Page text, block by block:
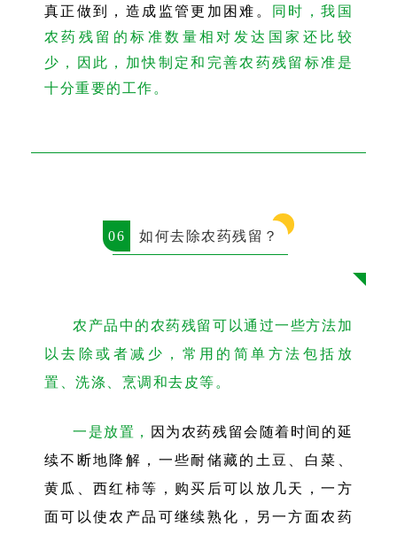
真正做到，造成监管更加困难。 同时，我国
农药残留的标准数量相对发达国家还比较
少，因此，加快制定和完善农药残留标准是
十分重要的工作。
06 如何去除农药残留？
农产品中的农药残留可以通过一些方法加
以去除或者减少，常用的简单方法包括放
置、洗涤、烹调和去皮等。
一是放置， 因为农药残留会随着时间的延
续不断地降解，一些耐储藏的土豆、白菜、
黄瓜、西红柿等，购买后可以放几天，一方
面可以使农产品可继续熟化，另一方面农药